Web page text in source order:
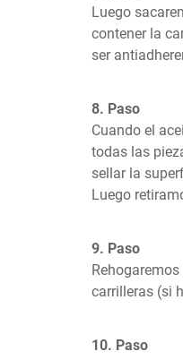
Luego
contener la
ser
8. Paso
Cuando el
todas las
sellar la
Luego
9. Paso
carrilleras (si
10. Paso